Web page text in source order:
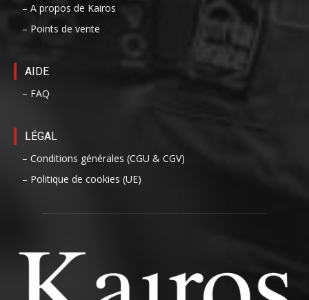
– A propos de Kairos
– Points de vente
AIDE
– FAQ
LÉGAL
– Conditions générales (CGU & CGV)
– Politique de cookies (UE)